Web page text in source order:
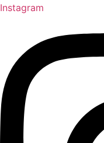
Instagram